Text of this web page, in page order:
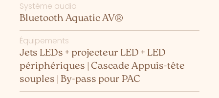
Système audio
Bluetooth Aquatic AV®
Équipements
Jets LEDs + projecteur LED + LED
périphériques | Cascade Appuis-tête
souples | By-pass pour PAC